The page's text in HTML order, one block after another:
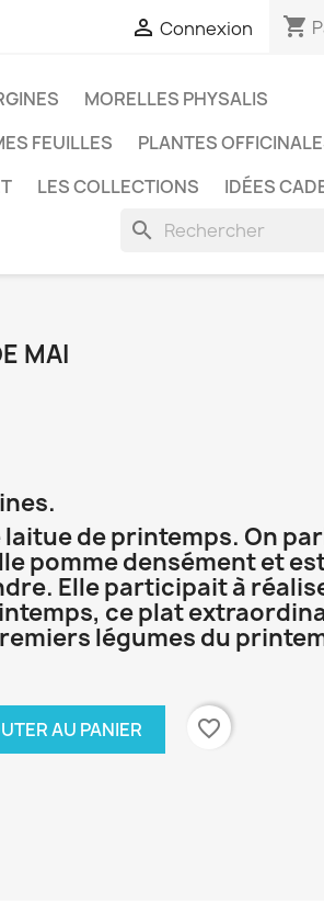
 Connexion shopping_cart
MORELLES PHYSALIS
FEUILLES
PLANTES
LES COLLECTIONS IDÉES
search
MAI
laitue de printemps. On
pomme densément et
Elle participait à
ce plat
légumes du
AU PANIER favorite_border